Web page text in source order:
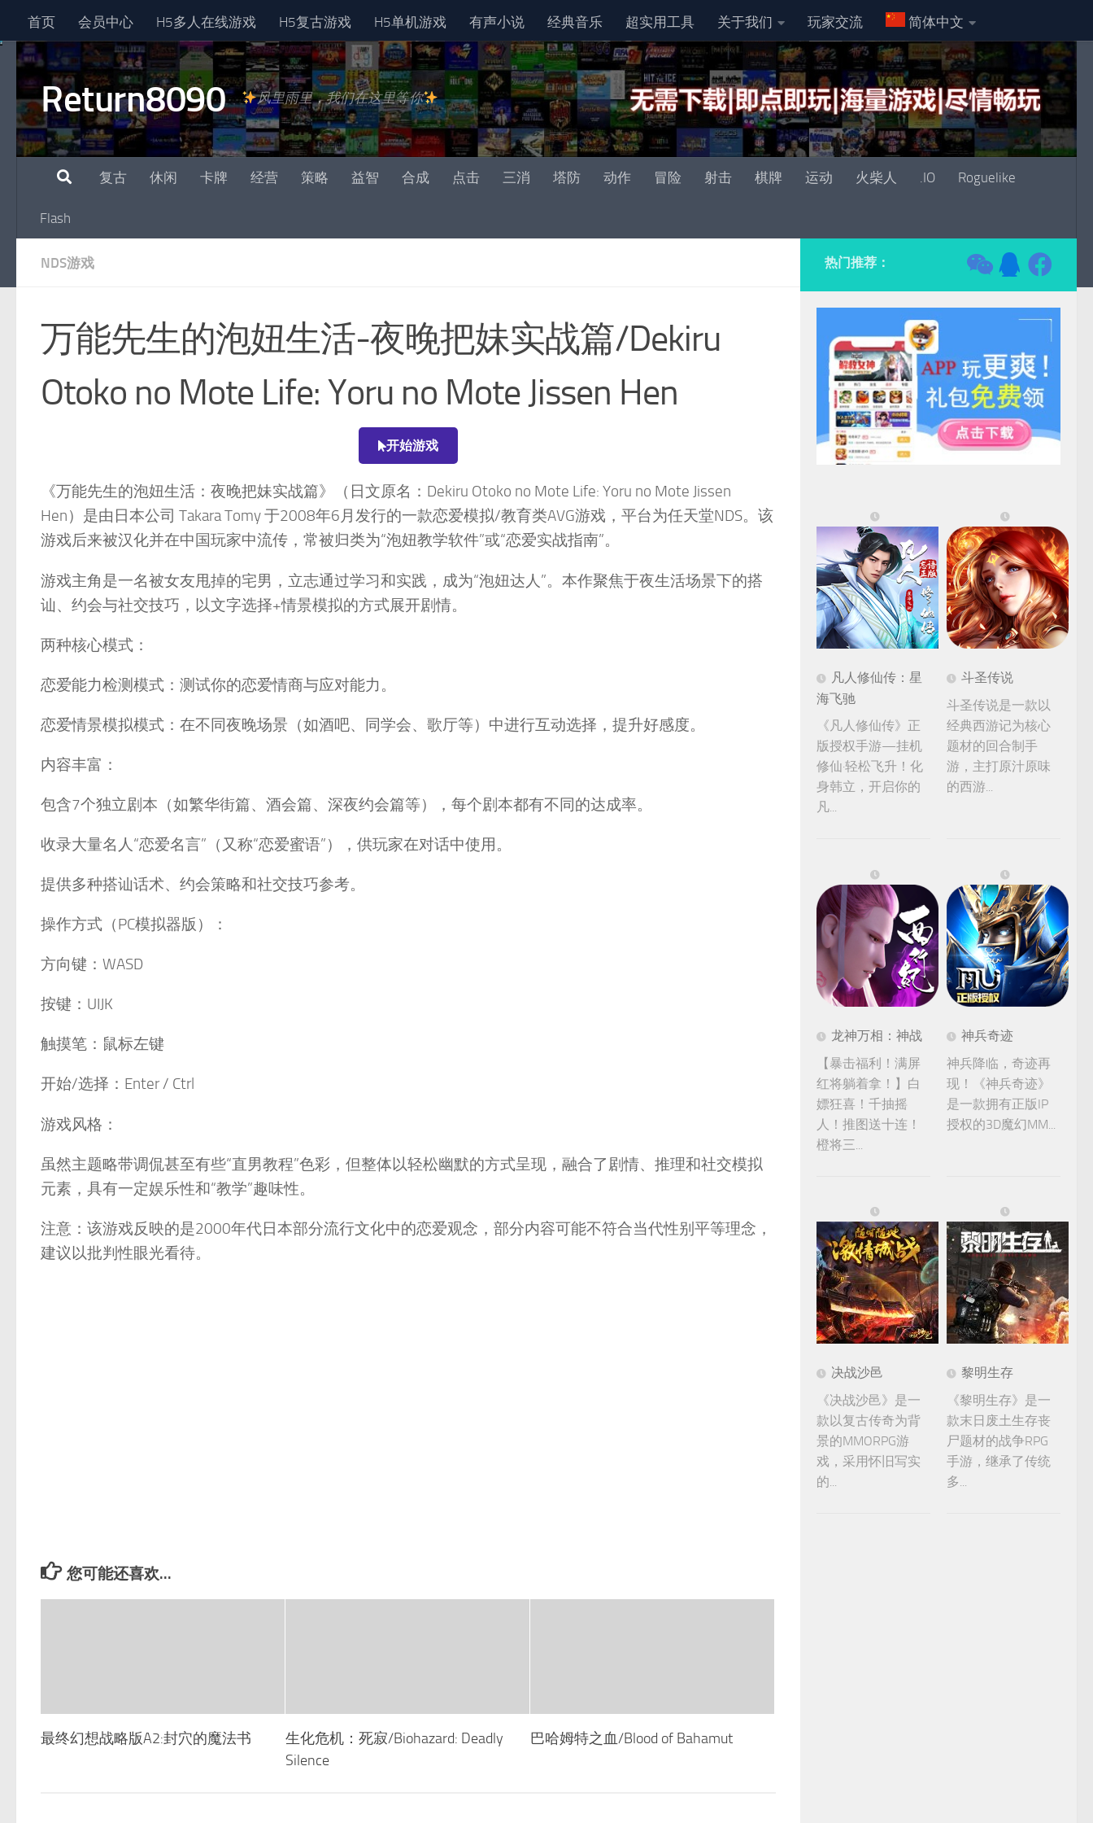
跳至内容
首页 会员中心 H5多人在线游戏 H5复古游戏 H5单机游戏 有声小说 经典音乐 超实用工具 关于我们 玩家交流 简体中文
Return8090 风里雨里，我们在这里等你
复古 休闲 卡牌 经营 策略 益智 合成 点击 三消 塔防 动作 冒险 射击 棋牌 运动 火柴人 .IO Roguelike
Flash
NDS游戏
万能先生的泡妞生活-夜晚把妹实战篇/Dekiru
Otoko no Mote Life: Yoru no Mote Jissen Hen
开始游戏
《万能先生的泡妞生活：夜晚把妹实战篇》（日文原名：Dekiru Otoko no Mote Life: Yoru no Mote Jissen
Hen）是由日本公司 Takara Tomy 于2008年6月发行的一款恋爱模拟/教育类AVG游戏，平台为任天堂NDS。该
游戏后来被汉化并在中国玩家中流传，常被归类为“泡妞教学软件”或“恋爱实战指南”。
游戏主角是一名被女友甩掉的宅男，立志通过学习和实践，成为“泡妞达人”。本作聚焦于夜生活场景下的搭
讪、约会与社交技巧，以文字选择+情景模拟的方式展开剧情。
两种核心模式：
恋爱能力检测模式：测试你的恋爱情商与应对能力。
恋爱情景模拟模式：在不同夜晚场景（如酒吧、同学会、歌厅等）中进行互动选择，提升好感度。
内容丰富：
包含7个独立剧本（如繁华街篇、酒会篇、深夜约会篇等），每个剧本都有不同的达成率。
收录大量名人“恋爱名言”（又称“恋爱蜜语”），供玩家在对话中使用。
提供多种搭讪话术、约会策略和社交技巧参考。
操作方式（PC模拟器版）：
方向键：WASD
按键：UIJK
触摸笔：鼠标左键
开始/选择：Enter / Ctrl
游戏风格：
虽然主题略带调侃甚至有些“直男教程”色彩，但整体以轻松幽默的方式呈现，融合了剧情、推理和社交模拟
元素，具有一定娱乐性和“教学”趣味性。
注意：该游戏反映的是2000年代日本部分流行文化中的恋爱观念，部分内容可能不符合当代性别平等理念，
建议以批判性眼光看待。
您可能还喜欢...
最终幻想战略版A2:封穴的魔法书
生化危机：死寂/Biohazard: Deadly
Silence
巴哈姆特之血/Blood of Bahamut
热门推荐：
凡人修仙传：星
海飞驰
《凡人修仙传》正
版授权手游—挂机
修仙·轻松飞升！化
身韩立，开启你的
凡...
斗圣传说
斗圣传说是一款以
经典西游记为核心
题材的回合制手
游，主打原汁原味
的西游...
龙神万相：神战
【暴击福利！满屏
红将躺着拿！】白
嫖狂喜！千抽摇
人！推图送十连！
橙将三...
神兵奇迹
神兵降临，奇迹再
现！《神兵奇迹》
是一款拥有正版IP
授权的3D魔幻MM...
决战沙邑
《决战沙邑》是一
款以复古传奇为背
景的MMORPG游
戏，采用怀旧写实
的...
黎明生存
《黎明生存》是一
款末日废土生存丧
尸题材的战争RPG
手游，继承了传统
多...